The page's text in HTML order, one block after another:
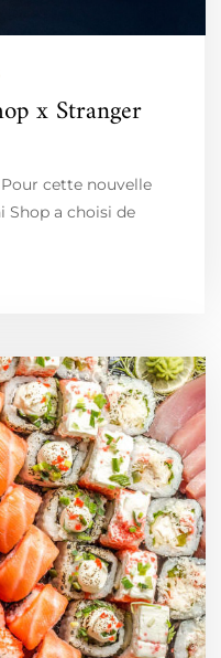
x Stranger
cette nouvelle
Shop a choisi de